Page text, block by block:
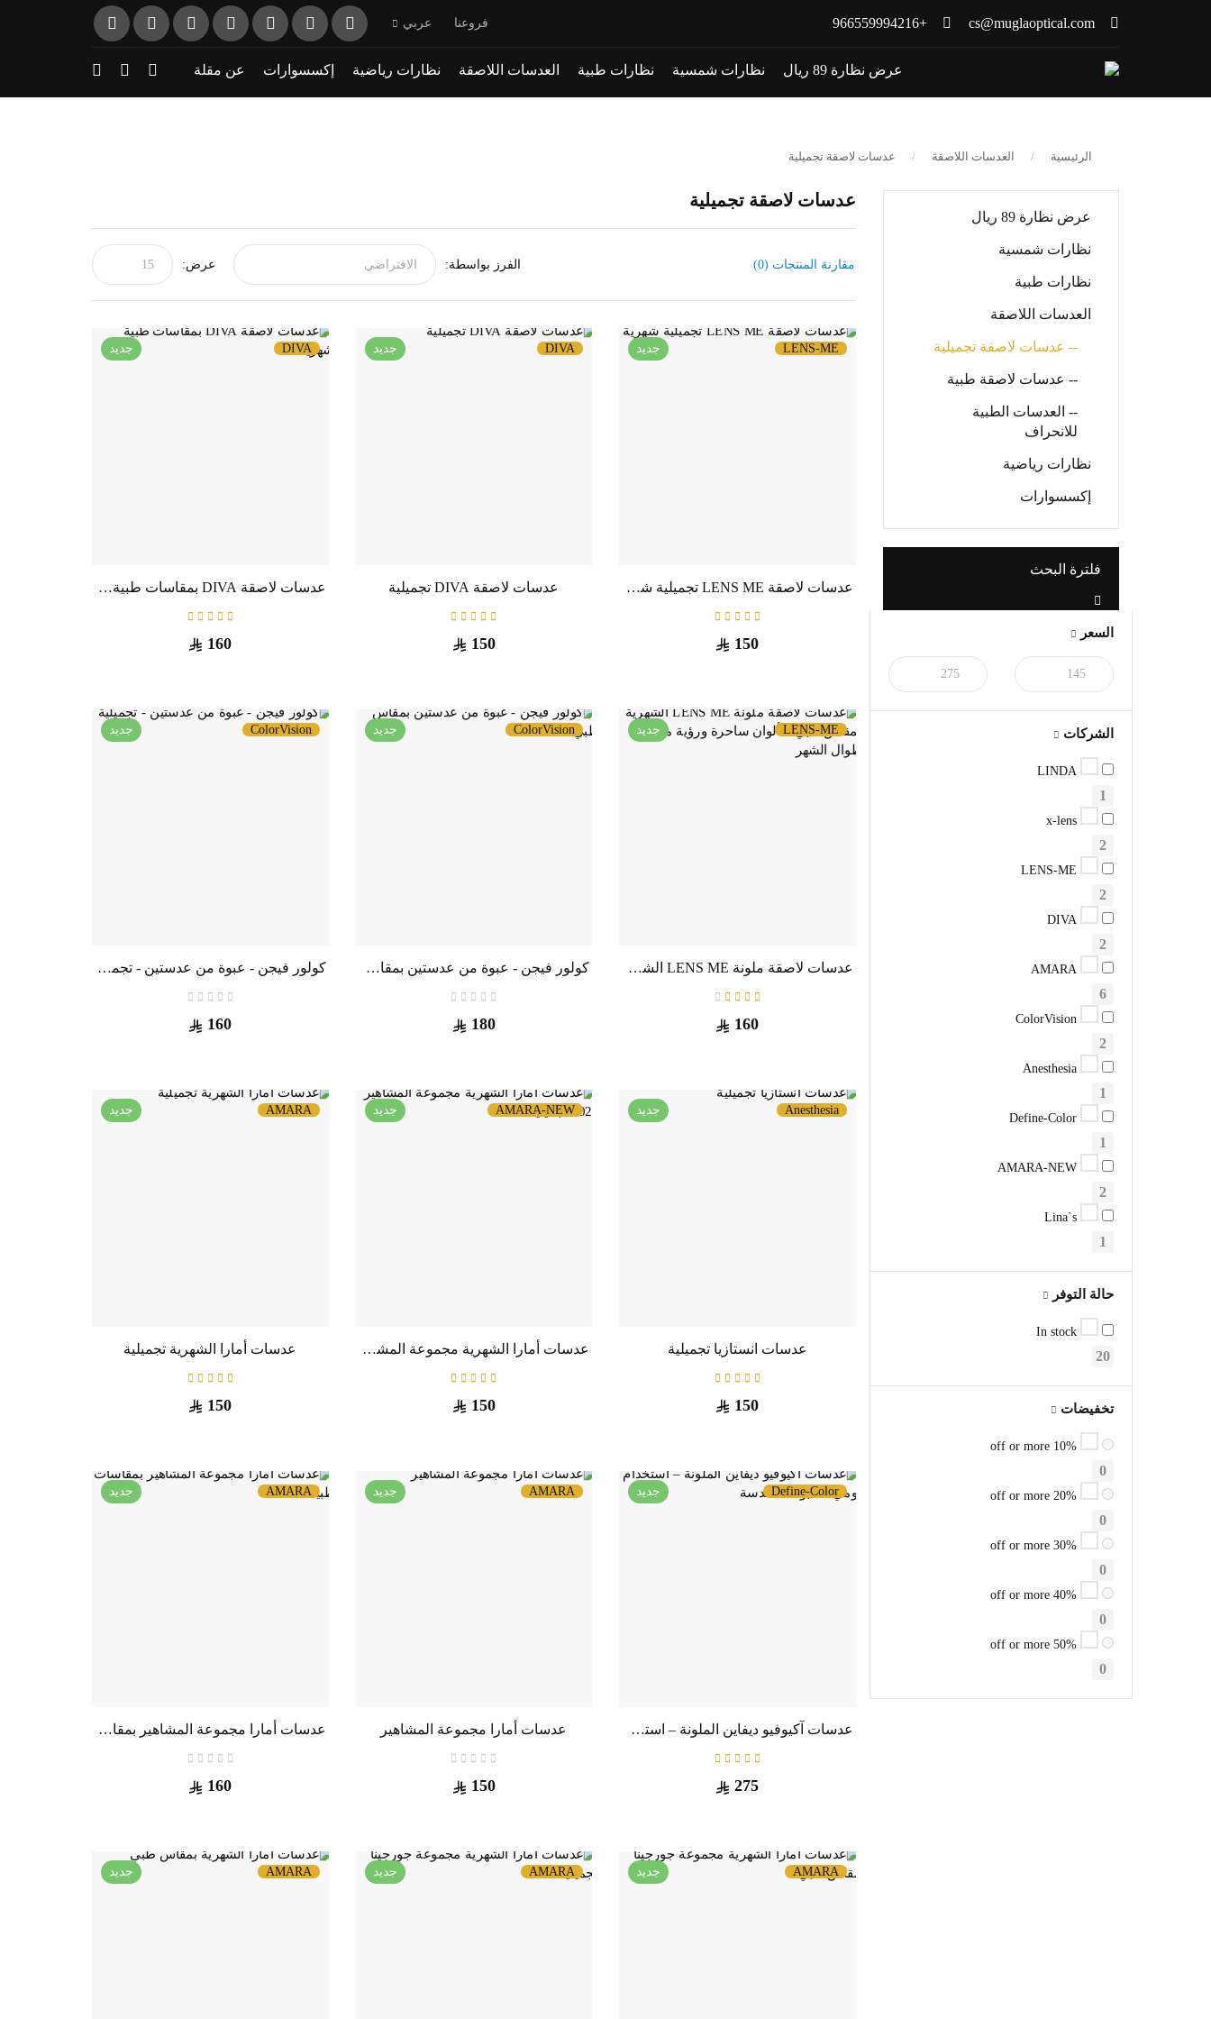
cs@muglaoptical.com
+966559994216 فروعنا عربي
عرض نظارة 89 ريال نظارات شمسية نظارات طبية العدسات اللاصقة نظارات رياضية إكسسوارات عن مقلة
الرئيسية العدسات اللاصقة عدسات لاصقة تجميلية
عرض نظارة 89 ريال
نظارات شمسية
نظارات طبية
العدسات اللاصقة
-- عدسات لاصقة تجميلية
-- عدسات لاصقة طبية
-- العدسات الطبية
للانحراف
نظارات رياضية
إكسسوارات
فلترة البحث
السعر
الشركات
1
2
2
2
6
2
1
1
2
1
حالة التوفر
20
تخفيضات
0
0
0
0
0
عدسات لاصقة تجميلية
مقارنة المنتجات (0) الفرز بواسطة: عرض:
جديد LENS-ME
عدسات لاصقة LENS ME تجميلية شهرية
150
جديد DIVA
عدسات لاصقة DIVA تجميلية
150
جديد DIVA
عدسات لاصقة DIVA بمقاسات طبية شهرية
160
جديد LENS-ME
عدسات لاصقة ملونة LENS ME الشهرية بمقاس طبي – ألوان ساحرة ورؤية مريحة طوال الشهر
160
جديد ColorVision
كولور فيجن - عبوة من عدستين بمقاس طبي
180
جديد ColorVision
كولور فيجن - عبوة من عدستين - تجميلية
160
جديد Anesthesia
عدسات انستازيا تجميلية
150
جديد AMARA-NEW
عدسات أمارا الشهرية مجموعة المشاهير 2024 تجميلية
150
جديد AMARA
عدسات أمارا الشهرية تجميلية
150
جديد Define-Color
عدسات آكيوفيو ديفاين الملونة – استخدام يومي – عبوة 30 عدسة
275
جديد AMARA
عدسات أمارا مجموعة المشاهير
150
جديد AMARA
عدسات أمارا مجموعة المشاهير بمقاسات طبية
160
جديد AMARA جديد AMARA جديد AMARA